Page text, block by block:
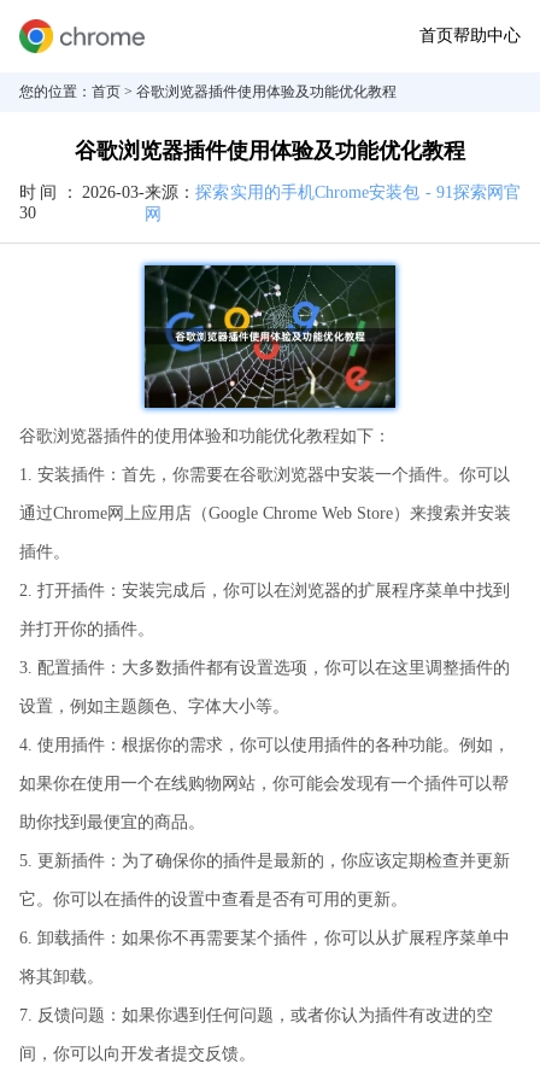
首页帮助中心
您的位置： 首页 > 谷歌浏览器插件使用体验及功能优化教程
谷歌浏览器插件使用体验及功能优化教程
时间： 2026-03-
30
来源：探索实用的手机Chrome安装包 - 91探索网官
网
谷歌浏览器插件的使用体验和功能优化教程如下：
1. 安装插件：首先，你需要在谷歌浏览器中安装一个插件。你可以
通过Chrome网上应用店（Google Chrome Web Store）来搜索并安装
插件。
2. 打开插件：安装完成后，你可以在浏览器的扩展程序菜单中找到
并打开你的插件。
3. 配置插件：大多数插件都有设置选项，你可以在这里调整插件的
设置，例如主题颜色、字体大小等。
4. 使用插件：根据你的需求，你可以使用插件的各种功能。例如，
如果你在使用一个在线购物网站，你可能会发现有一个插件可以帮
助你找到最便宜的商品。
5. 更新插件：为了确保你的插件是最新的，你应该定期检查并更新
它。你可以在插件的设置中查看是否有可用的更新。
6. 卸载插件：如果你不再需要某个插件，你可以从扩展程序菜单中
将其卸载。
7. 反馈问题：如果你遇到任何问题，或者你认为插件有改进的空
间，你可以向开发者提交反馈。